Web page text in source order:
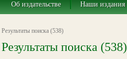
Об издательстве Наши издания
Результаты поиска (538)
Результаты поиска (538)